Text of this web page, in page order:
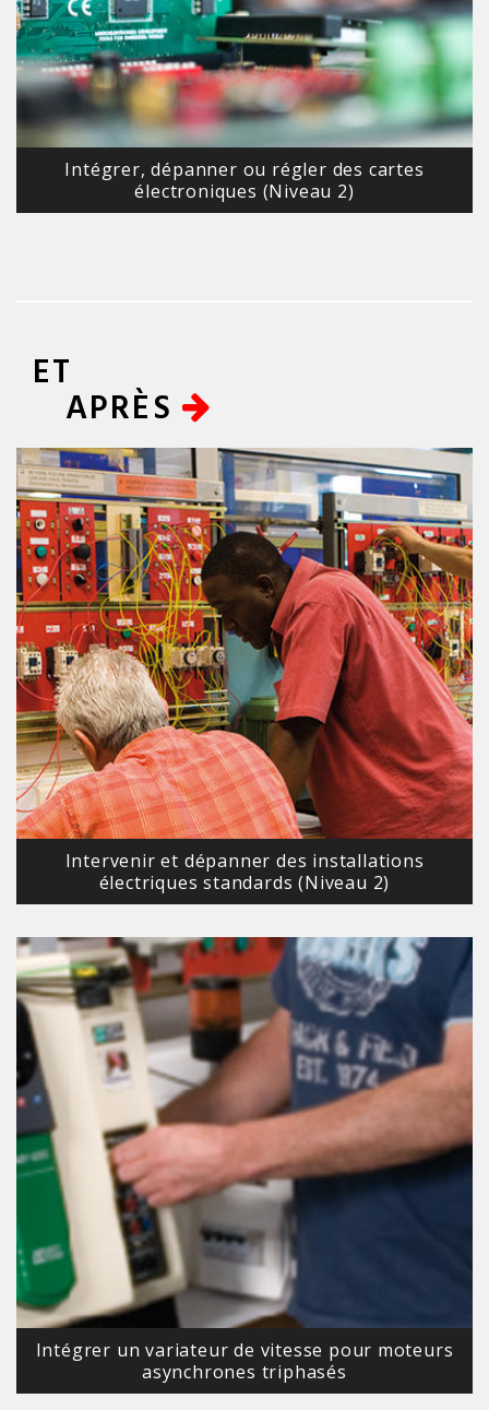
Intégrer, dépanner ou régler des cartes
électroniques (Niveau 2)
ET
APRÈS
Intervenir et dépanner des installations
électriques standards (Niveau 2)
Intégrer un variateur de vitesse pour moteurs
asynchrones triphasés